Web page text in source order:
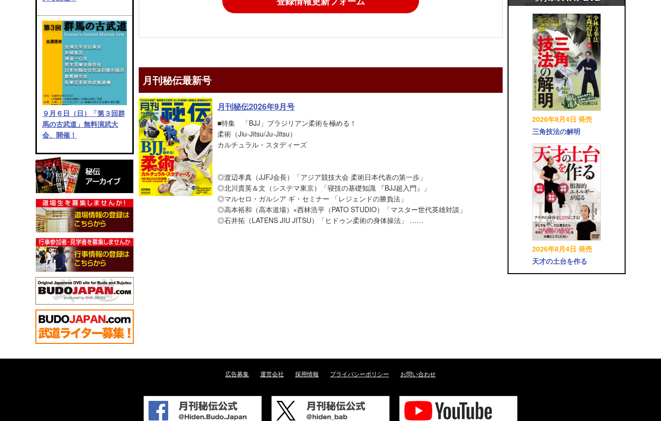
９月６日（日）「第３回群
馬の古武道」無料演武大
会、開催！
月刊秘伝最新号
月刊秘伝2026年9月号
■特集 「BJJ」ブラジリアン柔術を極める！
柔術（Jiu-Jitsu/Ju-Jitsu）
カルチュラル・スタディーズ
◎渡辺孝真（JJFJ会長）「アジア競技大会 柔術日本代表の第一歩」
◎北川貴英＆文（システマ東京）「寝技の基礎知識 『BJJ超入門』」
◎マルセロ・ガルシア ギ・セミナー 「レジェンドの勝負法」
◎高本裕和（高本道場）×西林浩平（PATO STUDIO）「マスター世代英雄対談」
◎石井拓（LATENS JIU JITSU）「ヒドゥン柔術の身体操法」 ……
2026年8月4日 発売
三角技法の解明
2026年8月4日 発売
天才の土台を作る
広告募集 運営会社 採用情報 プライバシーポリシー お問い合わせ